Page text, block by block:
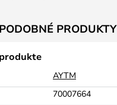
PODOBNÉ PRODUKTY
AYTM
70007664